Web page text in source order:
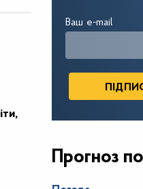
Ваш e-mail
Прогноз